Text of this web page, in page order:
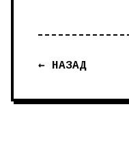
← НАЗАД